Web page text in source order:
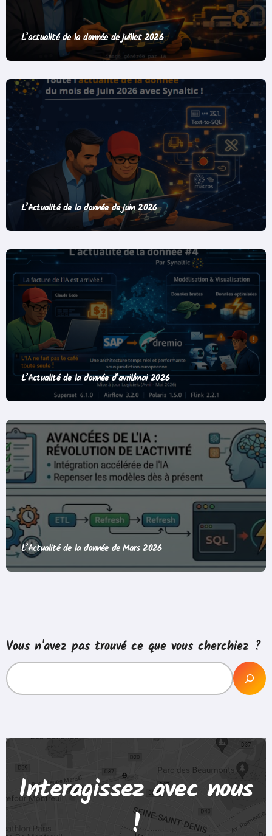
L’actualité de la donnée de juillet 2026
L’Actualité de la donnée de juin 2026
L’Actualité de la donnée d’avril/mai 2026
L’Actualité de la donnée de Mars 2026
Vous n'avez pas trouvé ce que vous cherchiez ?
Interagissez avec nous
!